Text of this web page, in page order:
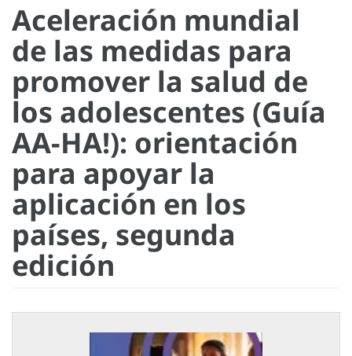
Aceleración mundial
de las medidas para
promover la salud de
los adolescentes (Guía
AA-HA!): orientación
para apoyar la
aplicación en los
países, segunda
edición